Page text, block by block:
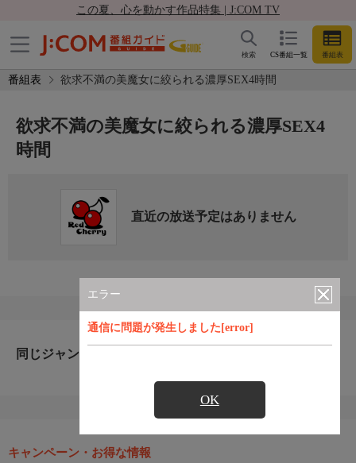
この夏、心を動かす作品特集 | J:COM TV
CS番組一覧 番組表
検索
番組表 欲求不満の美魔女に絞られる濃厚SEX4時間
エラー
通信に問題が発生しました[error]
OK
欲求不満の美魔女に絞られる濃厚SEX4
時間
直近の放送予定はありません
同じジャンルのおすすめ番組
キャンペーン・お得な情報